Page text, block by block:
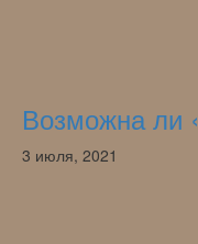
Возможна ли
3 июля, 2021